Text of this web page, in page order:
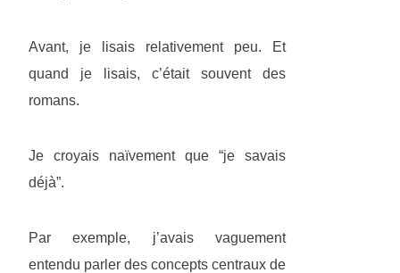
Avant, je lisais relativement peu. Et
quand je lisais, c’était souvent des
romans.
Je croyais naïvement que “je savais
déjà”.
Par exemple, j’avais vaguement
entendu parler des concepts centraux de